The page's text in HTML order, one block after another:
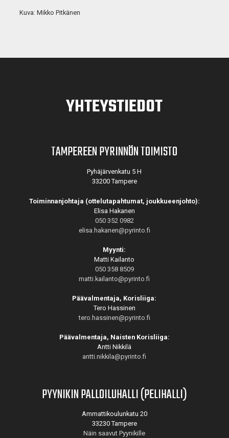
Kuva: Mikko Pitkänen
YHTEYSTIEDOT
TAMPEREEN PYRINNÖN TOIMISTO
Pyhäjärvenkatu 5 H
33200 Tampere
Toiminnanjohtaja (ottelutapahtumat, joukkueenjohto):
Elisa Hakanen
050 352 0982
elisa.hakanen@pyrinto.fi
Myynti:
Matti Kailanto
050 358 8509
matti.kailanto@pyrinto.fi
Päävalmentaja, Korisliiga:
Tero Hassinen
tero.hassinen@pyrinto.fi
Päävalmentaja, Naisten Korisliiga:
Antti Nikkilä
antti.nikkila@pyrinto.fi
PYYNIKIN PALLOILUHALLI (PELIHALLI)
Ammattikoulunkatu 20
33230 Tampere
Näin saavut Pyynikille